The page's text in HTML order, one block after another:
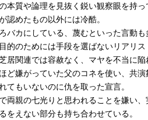
本質や論理を見抜く鋭い観察眼を持っ
認めたもの以外には冷酷。
バカにしている、蔑むといった言動
的のためには手段を選ばないリアリス
居関連では容赦なく、マヤを不当に陥
ど嫌がっていた父のコネを使い、共演
てもいないのに仇を取った宣言。
両親の七光りと思われることを嫌い
をえない部分も持ち合わせている。